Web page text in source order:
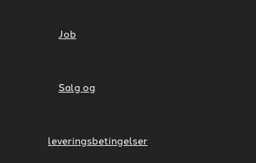
Job
Salg og
leveringsbetingelser